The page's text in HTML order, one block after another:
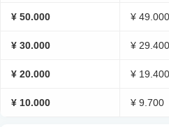
¥ 50.000 ¥ 49.000
¥ 30.000 ¥ 29.400
¥ 20.000 ¥ 19.400
¥ 10.000 ¥ 9.700